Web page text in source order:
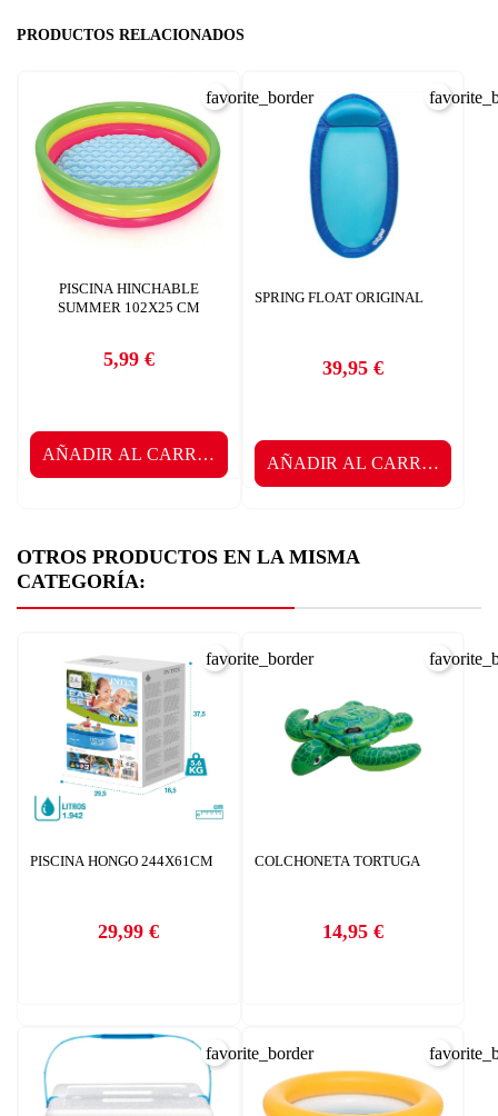
PRODUCTOS RELACIONADOS
PISCINA HINCHABLE
SUMMER 102X25 CM
Precio
5,99 €
AÑADIR AL CARRITO
favorite_border
SPRING FLOAT ORIGINAL
Precio
39,95 €
AÑADIR AL CARRITO
OTROS PRODUCTOS EN LA MISMA
CATEGORÍA:
PISCINA HONGO 244X61CM
Precio
29,99 €
favorite_border
COLCHONETA TORTUGA
Precio
14,95 €
favorite_border
CREAR LISTA DE DESEOS
INICIAR SESIÓN